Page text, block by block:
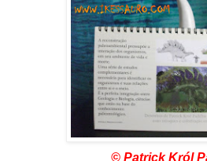
© Patrick Król